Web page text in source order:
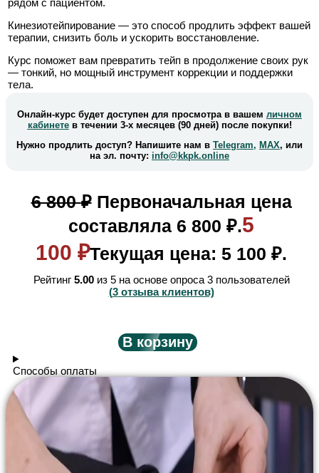
рядом с пациентом.
Кинезиотейпирование — это способ продлить эффект вашей
терапии, снизить боль и ускорить восстановление.
Курс поможет вам превратить тейп в продолжение своих рук
— тонкий, но мощный инструмент коррекции и поддержки
тела.
Онлайн-курс будет доступен для просмотра в вашем личном
кабинетев течении 3-х месяцев (90 дней) после покупки!
Нужно продлить доступ? Напишите нам в Telegram, MAX, или
на эл. почту: info@kkpk.online
6 800₽ Первоначальная цена
составляла 6 800 ₽.5
100 ₽Текущая цена: 5 100 ₽.
Рейтинг 5.00из 5 на основе опроса 3пользователей
(3отзыва клиентов)
В корзину
Способы оплаты